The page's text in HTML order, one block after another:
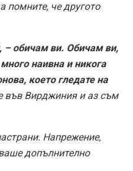
помните, че другото
– обичам ви. Обичам ви,
наивна и никога
което гледате на
във Вирджиния и аз съм
Напрежение,
допълнително